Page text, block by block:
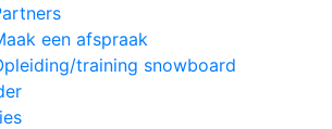
een afspraak
training snowboard